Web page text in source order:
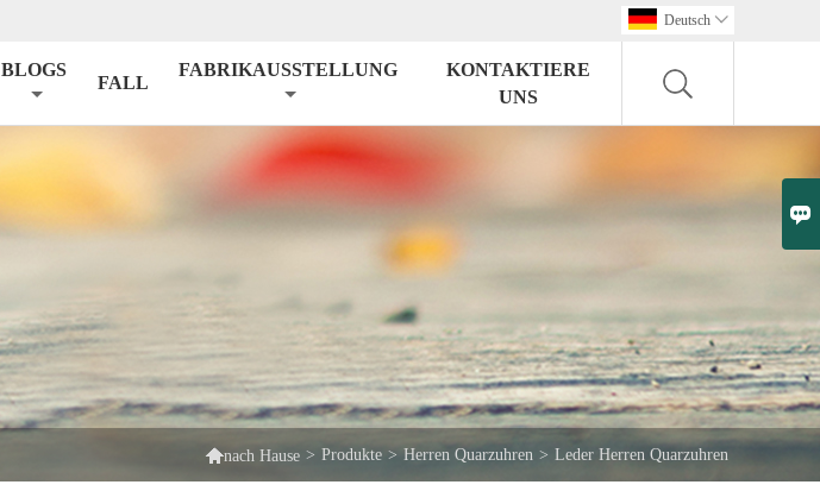

Deutsch 
BLOGS
FALL
FABRIKAUSSTELLUNG
KONTAKTIERE
UNS
nach Hause > Produkte > Herren Quarzuhren > Leder Herren Quarzuhren